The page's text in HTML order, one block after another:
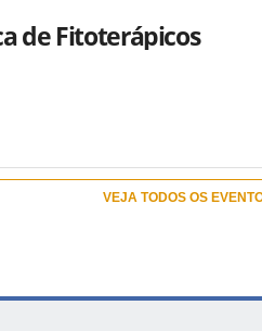
de Fitoterápicos
VEJA TODOS OS